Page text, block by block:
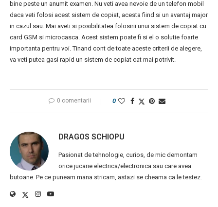
bine peste un anumit examen. Nu veti avea nevoie de un telefon mobil
daca veti folosi acest sistem de copiat, acesta fiind si un avantaj major
in cazul sau. Mai aveti si posibilitatea folosirii unui sistem de copiat cu
card GSM si microcasca. Acest sistem poate fi si el o solutie foarte
importanta pentru voi. Tinand cont de toate aceste criterii de alegere,
va veti putea gasi rapid un sistem de copiat cat mai potrivit.
0 comentarii 0
DRAGOS SCHIOPU
Pasionat de tehnologie, curios, de mic demontam
orice jucarie electrica/electronica sau care avea
butoane. Pe ce puneam mana stricam, astazi se cheama ca le testez.